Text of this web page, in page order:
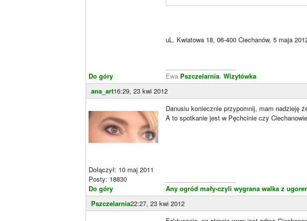
Do góry
uL. Kwiatowa 18, 06-400 Ciechanów, 5 maja
Ewa Pszczelarnia. Wizytówka
ana_art16:29, 23 kwi 2012
Dołączył: 10 maj 2011
Posty: 18830
Do góry
Danusiu koniecznie przypomnij, mam nadzieję
A to spotkanie jest w Pęchcinie czy
Any ogród mały-czyli wygrana walka z
Pszczelarnia22:27, 23 kwi 2012